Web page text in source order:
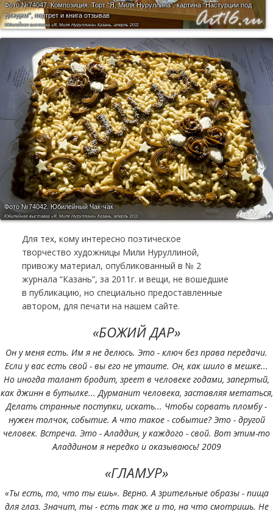
Фото №74047.Композиция: Торт "Я, Миля Нуруллина", картина "Настурции под
дождем", портрет и книга отзывав
Юбилейная выставка «Я, Миля Нуруллина» Казань, аперль 2011
Фото №74042. Юбилейный Чак-чак
Юбилейная выставка «Я, Миля Нуруллина» Казань, аперль 2011
Для тех, кому интересно поэтическое
творчество художницы Мили Нуруллиной,
привожу материал, опубликованный в № 2
журнала “Казань”, за 2011г. и вещи, не вошедшие
в публикацию, но специально предоставленные
автором, для печати на нашем сайте.
«БОЖИЙ ДАР»
Он у меня есть. Им я не делюсь. Это - ключ без права передачи.
Если у вас есть свой - вы его не утаите. Он, как шило в мешке...
Но иногда талант бродит, зреет в человеке годами, запертый,
как джинн в бутылке... Дурманит человека, заставляя метаться,
Делать странные поступки, искать... Чтобы сорвать пломбу -
нужен толчок, событие. А что такое - событие? Это - другой
человек. Встреча. Это - Аладдин, у каждого - свой. Вот этим-то
Аладдином я нередко и оказываюсь! 2009
«ГЛАМУР»
«Ты есть, то, что ты ешь». Верно. А зрительные образы - пища
для глаз. Значит, ты - есть так же и то, на что смотришь. Не